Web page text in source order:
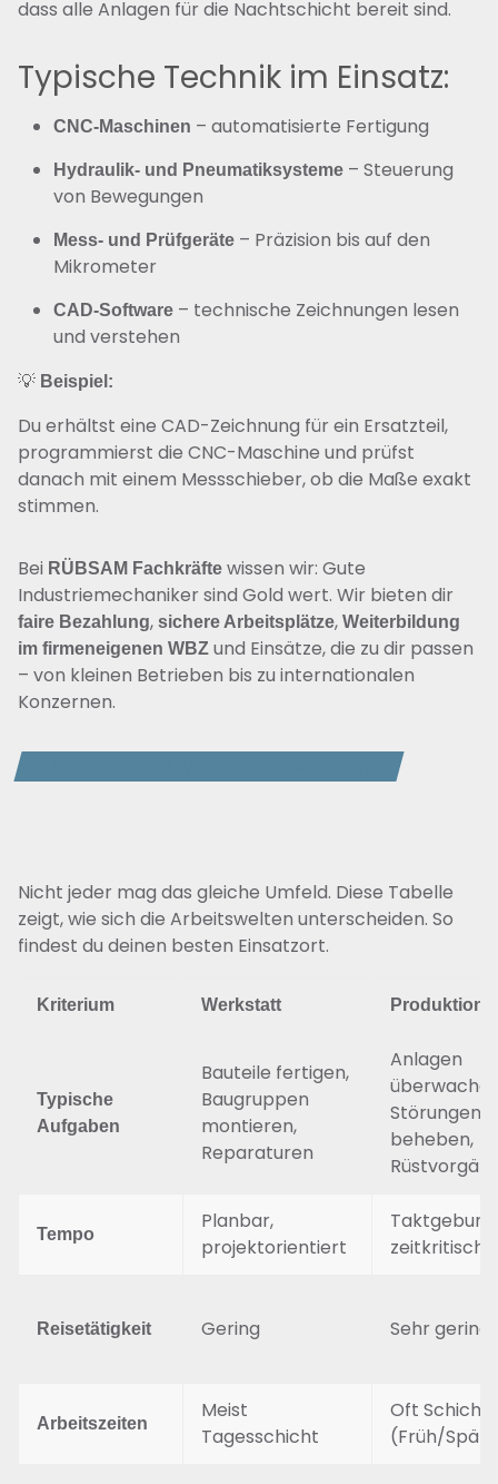
dass alle Anlagen für die Nachtschicht bereit sind.
Typische Technik im Einsatz:
CNC-Maschinen – automatisierte Fertigung
Hydraulik- und Pneumatiksysteme – Steuerung
von Bewegungen
Mess- und Prüfgeräte – Präzision bis auf den
Mikrometer
CAD-Software – technische Zeichnungen lesen
und verstehen
💡 Beispiel:
Du erhältst eine CAD-Zeichnung für ein Ersatzteil,
programmierst die CNC-Maschine und prüfst
danach mit einem Messschieber, ob die Maße exakt
stimmen.
Bei RÜBSAM Fachkräfte wissen wir: Gute
Industriemechaniker sind Gold wert. Wir bieten dir
faire Bezahlung, sichere Arbeitsplätze, Weiterbildung
im firmeneigenen WBZ und Einsätze, die zu dir passen
– von kleinen Betrieben bis zu internationalen
Konzernen.
Nicht jeder mag das gleiche Umfeld. Diese Tabelle
zeigt, wie sich die Arbeitswelten unterscheiden. So
findest du deinen besten Einsatzort.
Kriterium Werkstatt Produktion
Typische
Aufgaben
Bauteile fertigen,
Baugruppen
montieren,
Reparaturen
Anlagen
Störungen
beheben,
Tempo
Planbar,
projektorientiert
zeitkritisch
Reisetätigkeit Gering Sehr gering
Arbeitszeiten
Meist
Tagesschicht
Oft Schicht
(Früh/